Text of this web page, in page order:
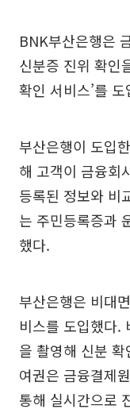
BNK부산은행은
신분증 진위 확인
확인 서비스’를
부산은행이 도입
해 고객이 금융회
등록된 정보와 비
는 주민등록증과
했다.
부산은행은 비대
비스를 도입했다.
을 촬영해 신분
여권은 금융결제
통해 실시간으로